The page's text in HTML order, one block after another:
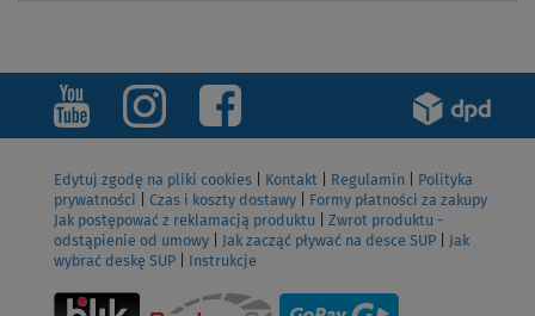
Edytuj zgodę na pliki cookies Kontakt Regulamin
Polityka
prywatności
Czas i koszty dostawy
Formy płatności za zakupy
Jak postępować z reklamacją produktu
Zwrot produktu -
odstąpienie od umowy
Jak zacząć pływać na desce SUP
Jak
wybrać deskę SUP
Instrukcje